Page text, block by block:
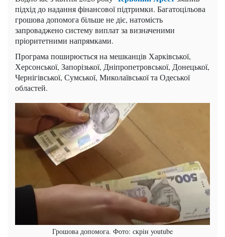
підхід до надання фінансової підтримки. Багатоцільова
грошова допомога більше не діє, натомість
запроваджено систему виплат за визначеними
пріоритетними напрямками.
Програма поширюється на мешканців Харківської,
Херсонської, Запорізької, Дніпропетровської, Донецької,
Чернігівської, Сумської, Миколаївської та Одеської
областей.
Грошова допомога. Фото: скрін youtube